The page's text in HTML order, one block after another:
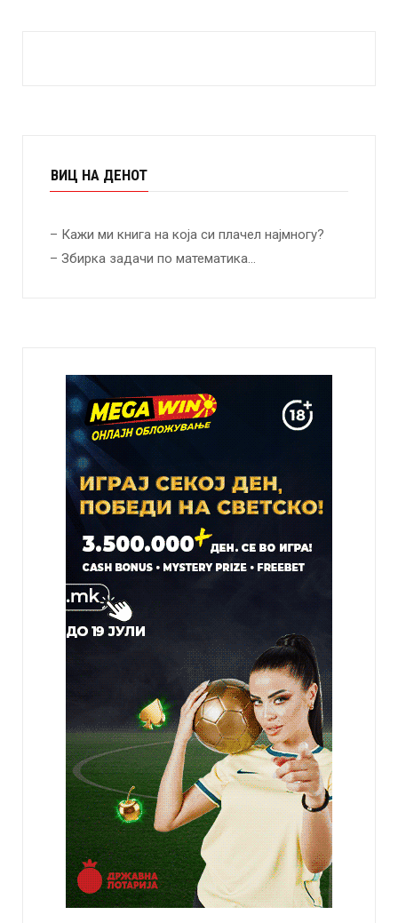
ВИЦ НА ДЕНОТ
– Кажи ми книга на која си плачел најмногу?
– Збирка задачи по математика…